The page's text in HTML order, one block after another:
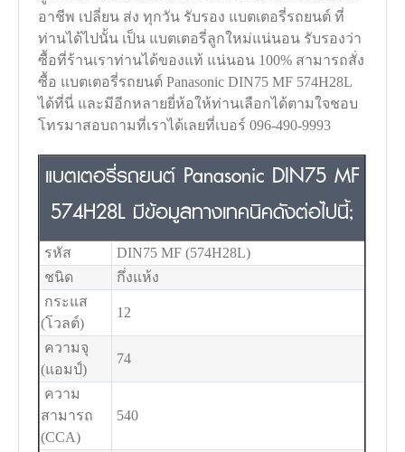
อาชีพ เปลี่ยน ส่ง ทุกวัน รับรอง แบตเตอรี่รถยนต์ ที่
ท่านได้ไปนั้น เป็น แบตเตอรี่ลูกใหม่แน่นอน รับรองว่า
ซื้อที่ร้านเราท่านได้ของแท้ แน่นอน 100% สามารถสั่ง
ซื้อ แบตเตอรี่รถยนต์ Panasonic DIN75 MF 574H28L
ได้ที่นี่ และมีอีกหลายยี่ห้อให้ท่านเลือกได้ตามใจชอบ
โทรมาสอบถามที่เราได้เลยที่เบอร์ 096-490-9993
แบตเตอรี่รถยนต์ Panasonic DIN75 MF
574H28L มีข้อมูลทางเทคนิคดังต่อไปนี้;
รหัส
DIN75 MF (574H28L)
ชนิด
กึ่งแห้ง
กระแส
(โวลต์)
12
ความจุ
(แอมป์)
74
ความ
สามารถ
(CCA)
540